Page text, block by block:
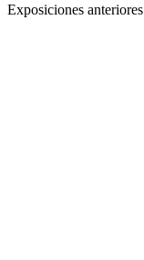
Exposiciones anteriores